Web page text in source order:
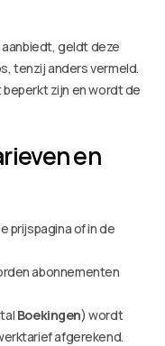
aanbiedt, geldt deze
tenzij anders vermeld.
zijn en wordt de
en
prijspagina of in de
abonnementen
Boekingen) wordt
afgerekend.